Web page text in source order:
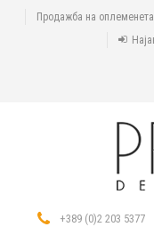
Продажба на
+389 (0)2 203 5377